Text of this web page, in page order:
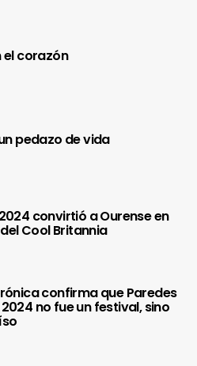
el corazón
pedazo de vida
convirtió a Ourense en
Cool Britannia
confirma que Paredes
no fue un festival, sino